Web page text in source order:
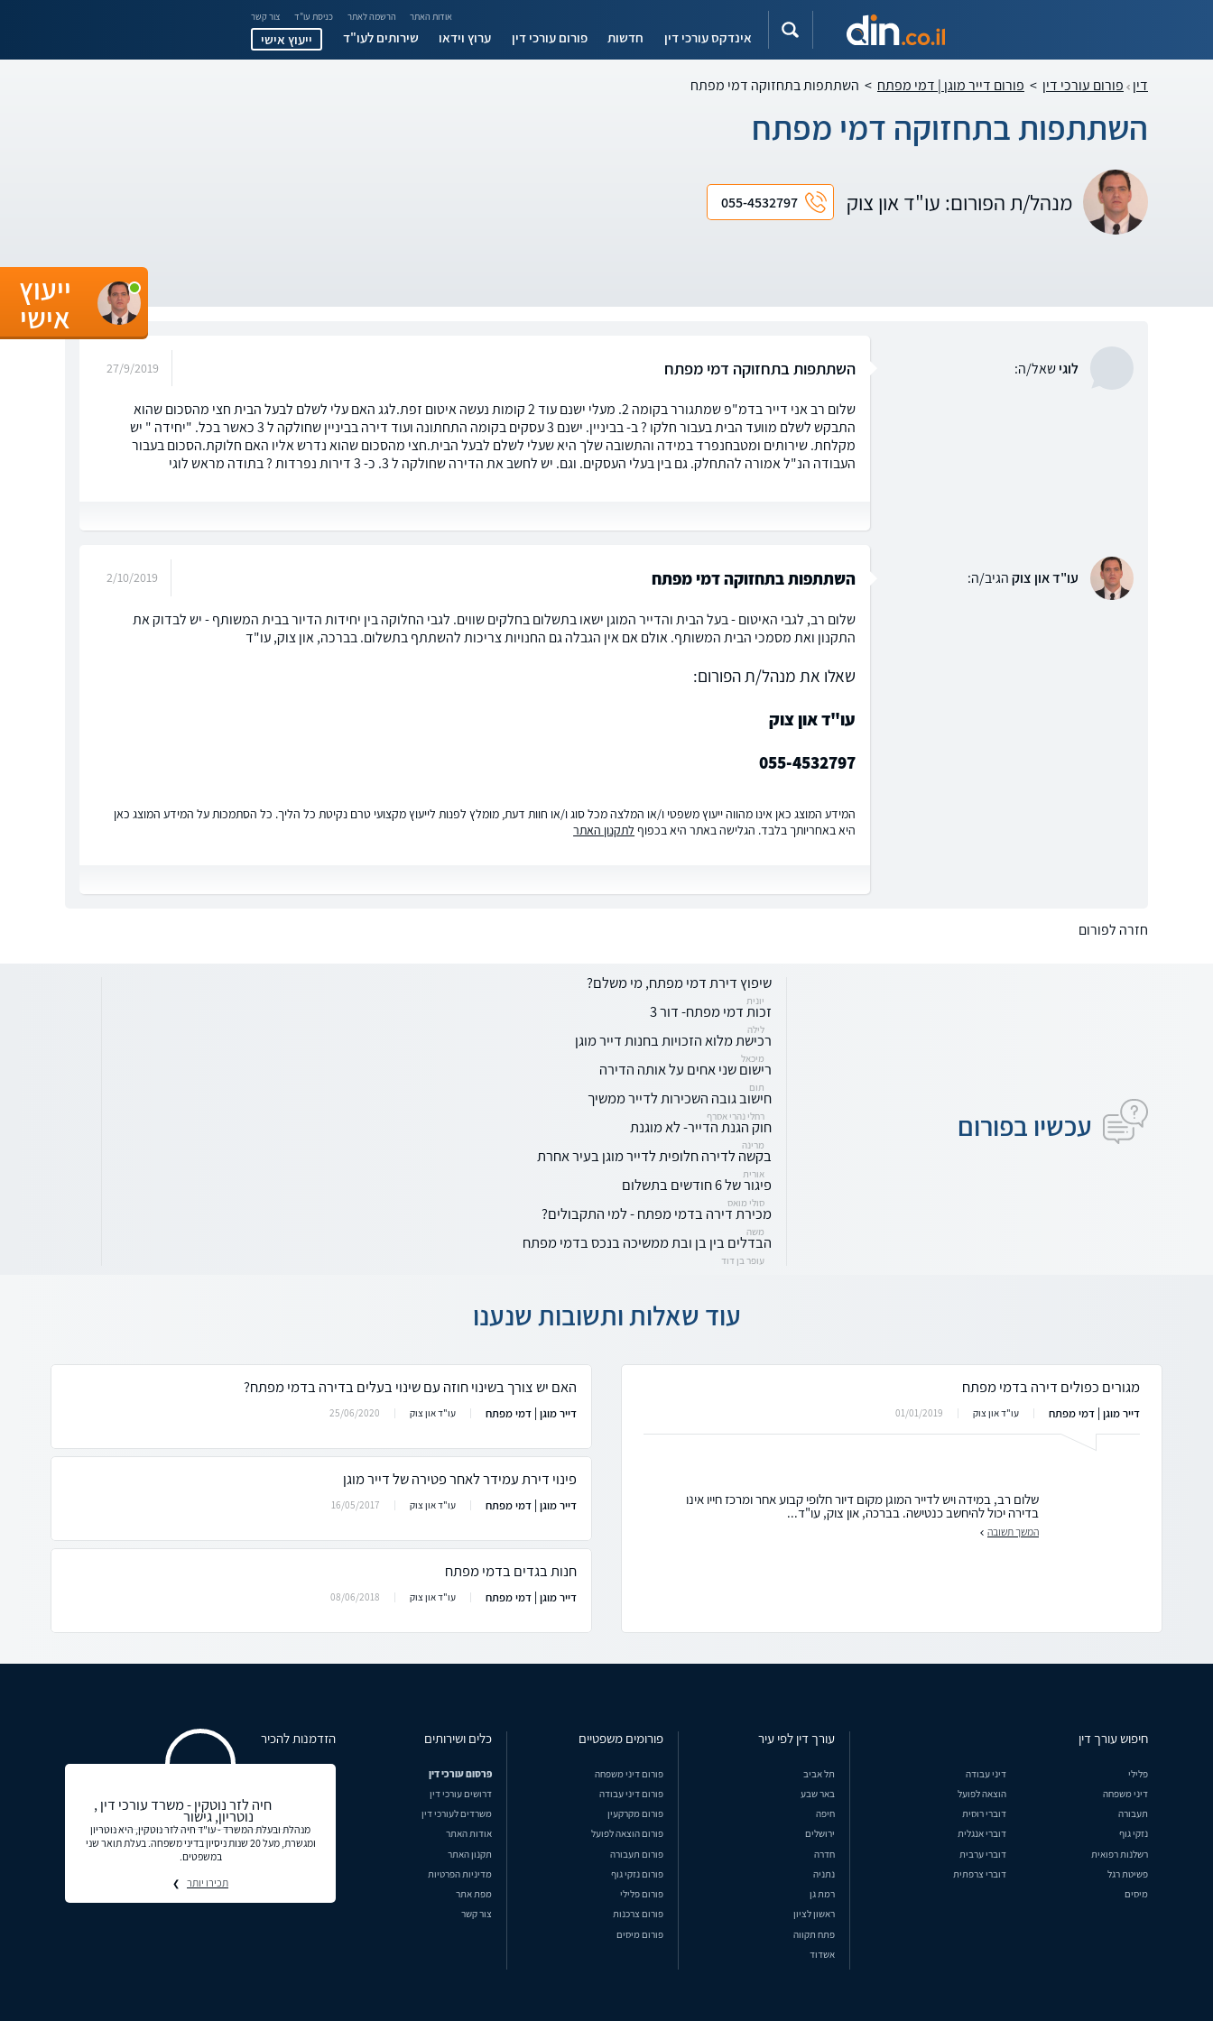
אודות האתר הרשמה לאתר כניסת עו"ד צור קשר
אינדקס עורכי דין חדשות פורום עורכי דין ערוץ וידאו שירותים לעו"ד ייעוץ אישי
דין פורום עורכי דין > פורום דייר מוגן | דמי מפתח > השתתפות בתחזוקה דמי מפתח
השתתפות בתחזוקה דמי מפתח
מנהל/ת הפורום: עו"ד און צוק 055-4532797
לוגישאל/ה: השתתפות בתחזוקה דמי מפתח 27/9/2019
שלום רב אני דייר בדמ"פ שמתגורר בקומה 2. מעלי ישנם עוד 2 קומות נעשה איטום זפת.לגג האם עלי לשלם לבעל הבית חצי מהסכום שהוא
התבקש לשלם מוועד הבית בעבור חלקו ? ב- בביניין. ישנם 3 עסקים בקומה התחתונה ועוד דירה בביניין שחולקה ל 3 כאשר בכל. "יחידה " יש
מקלחת. שירותים ומטבחנפרד במידה והתשובה שלך היא שעלי לשלם לבעל הבית.חצי מהסכום שהוא נדרש אליו האם חלוקת.הסכום בעבור
העבודה הנ"ל אמורה להתחלק. גם בין בעלי העסקים. וגם. יש לחשב את הדירה שחולקה ל 3. כ- 3 דירות נפרדות ? בתודה מראש לוגי
עו"ד און צוקהגיב/ה: השתתפות בתחזוקה דמי מפתח 2/10/2019
שלום רב, לגבי האיטום - בעל הבית והדייר המוגן ישאו בתשלום בחלקים שווים. לגבי החלוקה בין יחידות הדיור בבית המשותף - יש לבדוק את
התקנון ואת מסמכי הבית המשותף. אולם אם אין הגבלה גם החנויות צריכות להשתתף בתשלום. בברכה, און צוק, עו"ד
שאלו את מנהל/ת הפורום:
עו"ד און צוק
055-4532797
המידע המוצג כאן אינו מהווה ייעוץ משפטי ו/או המלצה מכל סוג ו/או חוות דעת, מומלץ לפנות לייעוץ מקצועי טרם נקיטת כל הליך. כל הסתמכות על המידע המוצג כאן
היא באחריותך בלבד. הגלישה באתר היא בכפוף לתקנון האתר
חזרה לפורום
עכשיו בפורום
שיפוץ דירת דמי מפתח, מי משלם?
יונית
זכות דמי מפתח- דור 3
לילה
רכישת מלוא הזכויות בחנות דייר מוגן
מיכאל
רישום שני אחים על אותה הדירה
תום
חישוב גובה השכירות לדייר ממשיך
רחלי נהרי אסרף
חוק הגנת הדייר- לא מוגנת
מרינה
בקשה לדירה חלופית לדייר מוגן בעיר אחרת
אורית
פיגור של 6 חודשים בתשלום
סולי מואס
מכירת דירה בדמי מפתח - למי התקבולים?
משה
הבדלים בין בן ובת ממשיכה בנכס בדמי מפתח
עופר בן דוד
עוד שאלות ותשובות שנענו
מגורים כפולים דירה בדמי מפתח
דייר מוגן | דמי מפתח עו"ד און צוק 01/01/2019
שלום רב, במידה ויש לדייר המוגן מקום דיור חלופי קבוע אחר ומרכז חייו אינו
בדירה יכול להיחשב כנטישה. בברכה, און צוק, עו"ד...
המשך תשובה
האם יש צורך בשינוי חוזה עם שינוי בעלים בדירה בדמי מפתח?
דייר מוגן | דמי מפתח עו"ד און צוק 25/06/2020
פינוי דירת עמידר לאחר פטירה של דייר מוגן
דייר מוגן | דמי מפתח עו"ד און צוק 16/05/2017
חנות בגדים בדמי מפתח
דייר מוגן | דמי מפתח עו"ד און צוק 08/06/2018
ייעוץ
אישי
חיפוש עורך דין
פלילי
דיני עבודה
דיני משפחה
הוצאה לפועל
תעבורה
דוברי רוסית
נזקי גוף
דוברי אנגלית
רשלנות רפואית
דוברי ערבית
פשיטת רגל
דוברי צרפתית
מיסים
עורך דין לפי עיר
תל אביב
באר שבע
חיפה
ירושלים
חדרה
נתניה
רמת גן
ראשון לציון
פתח תקווה
אשדוד
פורומים משפטיים
פורום דיני משפחה
פורום דיני עבודה
פורום מקרקעין
פורום הוצאה לפועל
פורום תעבורה
פורום נזקי גוף
פורום פלילי
פורום צרכנות
פורום מיסים
כלים ושירותים
פרסום עורכי דין
דרושים עורכי דין
משרדים לעורכי דין
אודות האתר
תקנון האתר
מדיניות הפרטיות
מפת אתר
צור קשר
הזדמנות להכיר
חיה לזר נוטקין - משרד עורכי דין ,
נוטריון, גישור
מנהלת ובעלת המשרד - עו"ד חיה לזר נוטקין, היא נוטריון
ומגשרת, מעל 20 שנות ניסיון בדיני משפחה. בעלת תואר שני
במשפטים.
תכירו יותר